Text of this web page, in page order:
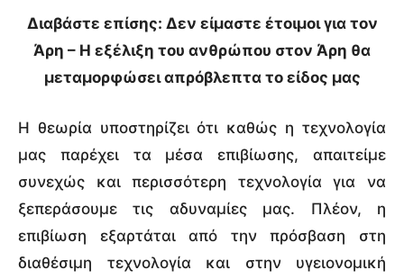
Διαβάστε επίσης: Δεν είμαστε έτοιμοι για τον
Άρη – Η εξέλιξη του ανθρώπου στον Άρη θα
μεταμορφώσει απρόβλεπτα το είδος μας
Η θεωρία υποστηρίζει ότι καθώς η τεχνολογία
μας παρέχει τα μέσα επιβίωσης, απαιτείμε
συνεχώς και περισσότερη τεχνολογία για να
ξεπεράσουμε τις αδυναμίες μας. Πλέον, η
επιβίωση εξαρτάται από την πρόσβαση στη
διαθέσιμη τεχνολογία και στην υγειονομική